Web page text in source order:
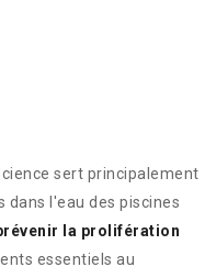
sert principalement
dans l'eau des piscines
la prolifération
essentiels au